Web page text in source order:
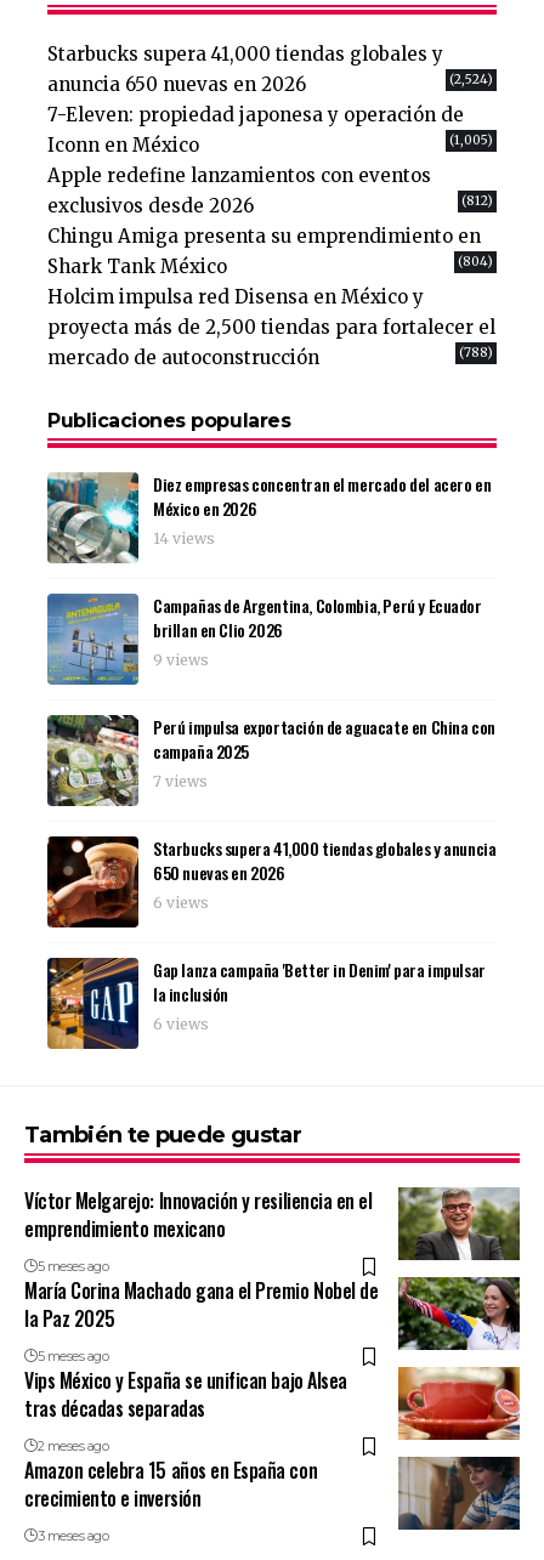
Starbucks supera 41,000 tiendas globales y
anuncia 650 nuevas en 2026
(2,524)
7-Eleven: propiedad japonesa y operación de
Iconn en México
(1,005)
Apple redefine lanzamientos con eventos
exclusivos desde 2026
(812)
Chingu Amiga presenta su emprendimiento en
Shark Tank México
(804)
Holcim impulsa red Disensa en México y
proyecta más de 2,500 tiendas para fortalecer el
mercado de autoconstrucción
(788)
Publicaciones populares
Diez empresas concentran el mercado del acero en
México en 2026
14 views
Campañas de Argentina, Colombia, Perú y Ecuador
brillan en Clio 2026
9 views
Perú impulsa exportación de aguacate en China con
campaña 2025
7 views
Starbucks supera 41,000 tiendas globales y anuncia
650 nuevas en 2026
6 views
Gap lanza campaña 'Better in Denim' para impulsar
la inclusión
6 views
También te puede gustar
Víctor Melgarejo: Innovación y resiliencia en el
emprendimiento mexicano
5 meses ago
María Corina Machado gana el Premio Nobel de
la Paz 2025
5 meses ago
Vips México y España se unifican bajo Alsea
tras décadas separadas
2 meses ago
Amazon celebra 15 años en España con
crecimiento e inversión
3 meses ago